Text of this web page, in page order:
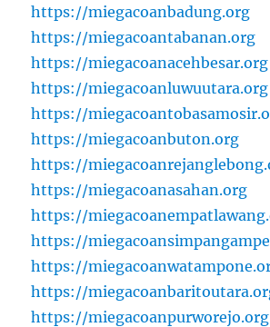
https://miegacoanbadung.org
https://miegacoantabanan.org
https://miegacoanacehbesar.org
https://miegacoanluwuutara.org
https://
https://miegacoanbuton.org
https://
https://miegacoanasahan.org
https://
https://
https://
https://
https://miegacoanpurworejo.org